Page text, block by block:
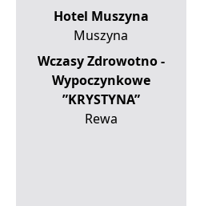
Hotel Muszyna
Muszyna
Wczasy Zdrowotno -
Wypoczynkowe
”KRYSTYNA”
Rewa